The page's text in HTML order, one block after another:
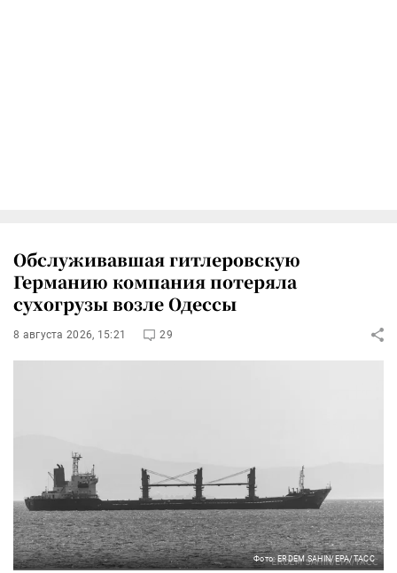
Обслуживавшая гитлеровскую
Германию компания потеряла
сухогрузы возле Одессы
8 августа 2026, 15:21 29
Фото: ERDEM SAHIN/EPA/ТАСС